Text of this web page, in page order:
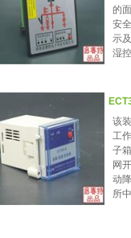
的
安
示
湿
该
工
子
网
动
所中